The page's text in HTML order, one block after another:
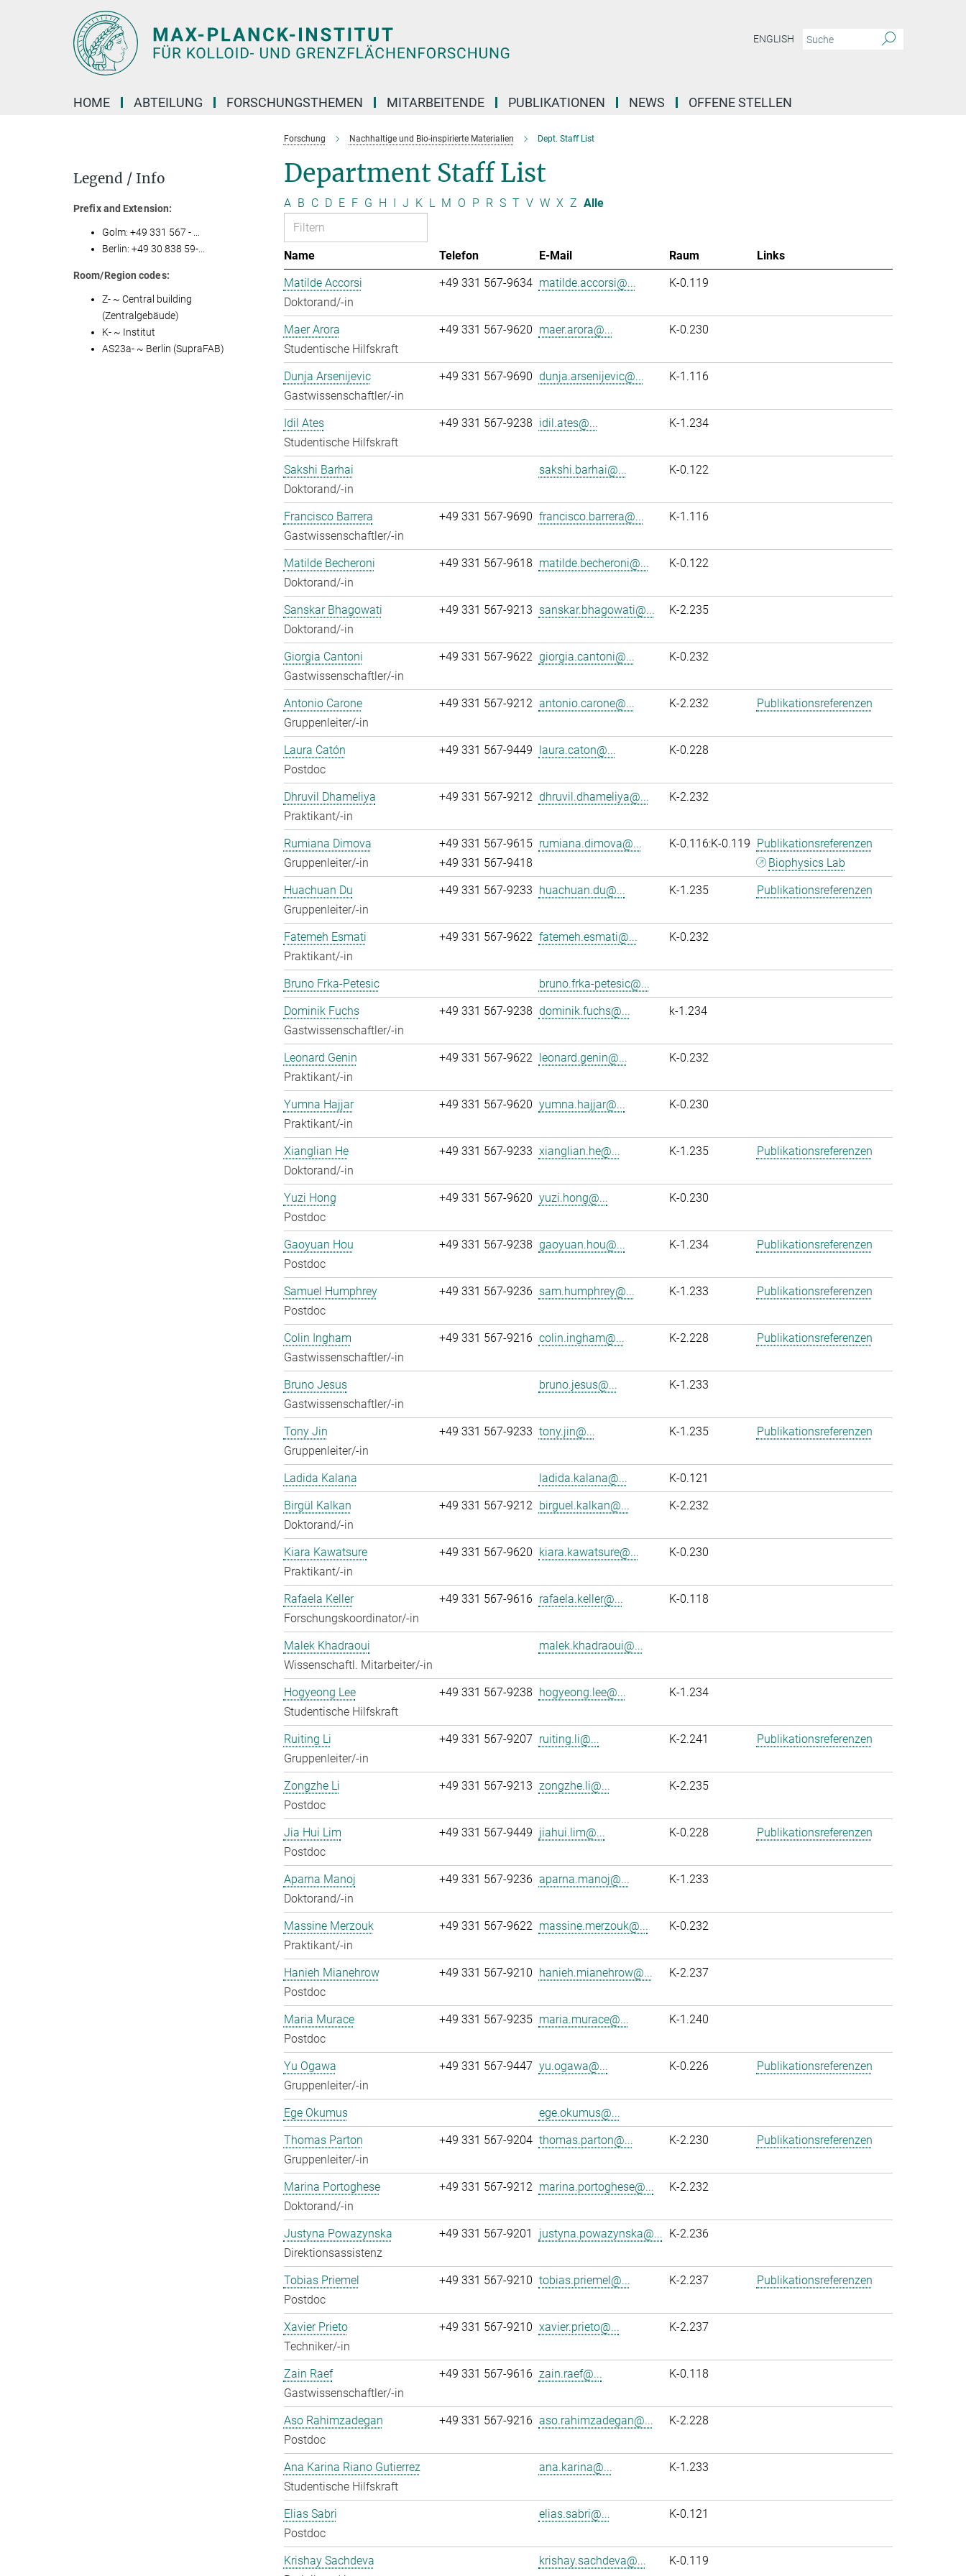
ENGLISH
HOME ABTEILUNG FORSCHUNGSTHEMEN MITARBEITENDE PUBLIKATIONEN NEWS OFFENE STELLEN
Forschung Nachhaltige und Bio-inspirierte Materialien Dept. Staff List
Department Staff List
A B C D E F G H I J K L M O P R S T V W X Z Alle
Name Telefon E-Mail Raum
Links
Matilde Accorsi
Doktorand/-in
+49 331 567-9634 matilde.accorsi@... K-0.119
Maer Arora
Studentische Hilfskraft
+49 331 567-9620 maer.arora@... K-0.230
Dunja Arsenijevic
Gastwissenschaftler/-in
+49 331 567-9690 dunja.arsenijevic@... K-1.116
Idil Ates
Studentische Hilfskraft
+49 331 567-9238 idil.ates@... K-1.234
Sakshi Barhai
Doktorand/-in
sakshi.barhai@... K-0.122
Francisco Barrera
Gastwissenschaftler/-in
+49 331 567-9690 francisco.barrera@... K-1.116
Matilde Becheroni
Doktorand/-in
+49 331 567-9618 matilde.becheroni@... K-0.122
Sanskar Bhagowati
Doktorand/-in
+49 331 567-9213 sanskar.bhagowati@... K-2.235
Giorgia Cantoni
Gastwissenschaftler/-in
+49 331 567-9622 giorgia.cantoni@... K-0.232
Antonio Carone
Gruppenleiter/-in
+49 331 567-9212 antonio.carone@... K-2.232 Publikationsreferenzen
Laura Catón
Postdoc
+49 331 567-9449 laura.caton@... K-0.228
Dhruvil Dhameliya
Praktikant/-in
+49 331 567-9212 dhruvil.dhameliya@... K-2.232
Rumiana Dimova
Gruppenleiter/-in
+49 331 567-9615
+49 331 567-9418
rumiana.dimova@... K-0.116:K-0.119 Publikationsreferenzen
Biophysics Lab
Huachuan Du
Gruppenleiter/-in
+49 331 567-9233 huachuan.du@... K-1.235 Publikationsreferenzen
Fatemeh Esmati
Praktikant/-in
+49 331 567-9622 fatemeh.esmati@... K-0.232
Bruno Frka-Petesic
bruno.frka-petesic@...
Dominik Fuchs
Gastwissenschaftler/-in
+49 331 567-9238 dominik.fuchs@... k-1.234
Leonard Genin
Praktikant/-in
+49 331 567-9622 leonard.genin@... K-0.232
Yumna Hajjar
Praktikant/-in
+49 331 567-9620 yumna.hajjar@... K-0.230
Xianglian He
Doktorand/-in
+49 331 567-9233 xianglian.he@... K-1.235 Publikationsreferenzen
Yuzi Hong
Postdoc
+49 331 567-9620 yuzi.hong@... K-0.230
Gaoyuan Hou
Postdoc
+49 331 567-9238 gaoyuan.hou@... K-1.234 Publikationsreferenzen
Samuel Humphrey
Postdoc
+49 331 567-9236 sam.humphrey@... K-1.233 Publikationsreferenzen
Colin Ingham
Gastwissenschaftler/-in
+49 331 567-9216 colin.ingham@... K-2.228 Publikationsreferenzen
Bruno Jesus
Gastwissenschaftler/-in
bruno.jesus@... K-1.233
Tony Jin
Gruppenleiter/-in
+49 331 567-9233 tony.jin@... K-1.235 Publikationsreferenzen
Ladida Kalana ladida.kalana@...
K-0.121
Birgül Kalkan
Doktorand/-in
+49 331 567-9212 birguel.kalkan@... K-2.232
Kiara Kawatsure
Praktikant/-in
+49 331 567-9620 kiara.kawatsure@... K-0.230
Rafaela Keller
Forschungskoordinator/-in
+49 331 567-9616 rafaela.keller@... K-0.118
Malek Khadraoui
Wissenschaftl. Mitarbeiter/-in
malek.khadraoui@...
Hogyeong Lee
Studentische Hilfskraft
+49 331 567-9238 hogyeong.lee@... K-1.234
Ruiting Li
Gruppenleiter/-in
+49 331 567-9207 ruiting.li@... K-2.241 Publikationsreferenzen
Zongzhe Li
Postdoc
+49 331 567-9213 zongzhe.li@... K-2.235
Jia Hui Lim
Postdoc
+49 331 567-9449 jiahui.lim@... K-0.228 Publikationsreferenzen
Aparna Manoj
Doktorand/-in
+49 331 567-9236 aparna.manoj@... K-1.233
Massine Merzouk
Praktikant/-in
+49 331 567-9622 massine.merzouk@... K-0.232
Hanieh Mianehrow
Postdoc
+49 331 567-9210 hanieh.mianehrow@... K-2.237
Maria Murace
Postdoc
+49 331 567-9235 maria.murace@... K-1.240
Yu Ogawa
Gruppenleiter/-in
+49 331 567-9447 yu.ogawa@... K-0.226 Publikationsreferenzen
Ege Okumus
ege.okumus@...
Thomas Parton
Gruppenleiter/-in
+49 331 567-9204 thomas.parton@... K-2.230 Publikationsreferenzen
Marina Portoghese
Doktorand/-in
+49 331 567-9212 marina.portoghese@... K-2.232
Justyna Powazynska
Direktionsassistenz
+49 331 567-9201 justyna.powazynska@... K-2.236
Tobias Priemel
Postdoc
+49 331 567-9210 tobias.priemel@... K-2.237 Publikationsreferenzen
Xavier Prieto
Techniker/-in
+49 331 567-9210 xavier.prieto@... K-2.237
Zain Raef
Gastwissenschaftler/-in
+49 331 567-9616 zain.raef@... K-0.118
Aso Rahimzadegan
Postdoc
+49 331 567-9216 aso.rahimzadegan@... K-2.228
Ana Karina Riano Gutierrez
Studentische Hilfskraft
ana.karina@... K-1.233
Elias Sabri
Postdoc
elias.sabri@... K-0.121
Krishay Sachdeva
krishay.sachdeva@... K-0.119
Legend / Info
Prefix and Extension:
Golm: +49 331 567 - ...
Berlin: +49 30 838 59-...
Room/Region codes:
Z- ~ Central building
(Zentralgebäude)
K- ~ Institut
AS23a- ~ Berlin (SupraFAB)